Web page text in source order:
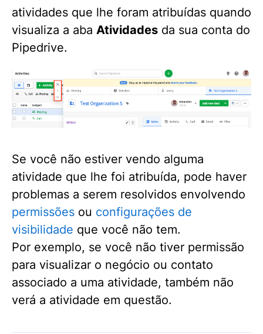
atividades que lhe foram atribuídas quando
visualiza a aba Atividades da sua conta do
Pipedrive.
Se você não estiver vendo alguma
atividade que lhe foi atribuída, pode haver
problemas a serem resolvidos envolvendo
permissões ou configurações de
visibilidade que você não tem.
Por exemplo, se você não tiver permissão
para visualizar o negócio ou contato
associado a uma atividade, também não
verá a atividade em questão.